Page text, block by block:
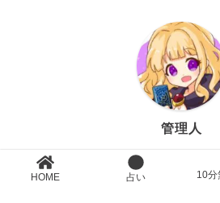
管理人
占い好きの方・悩める人のための
HOME 占い 10分